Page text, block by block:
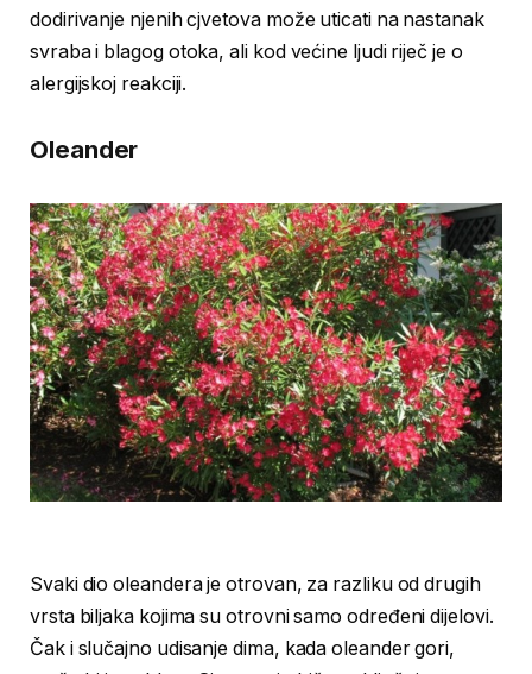
dodirivanje njenih cjvetova može uticati na nastanak
svraba i blagog otoka, ali kod većine ljudi riječ je o
alergijskoj reakciji.
Oleander
Svaki dio oleandera je otrovan, za razliku od drugih
vrsta biljaka kojima su otrovni samo određeni dijelovi.
Čak i slučajno udisanje dima, kada oleander gori,